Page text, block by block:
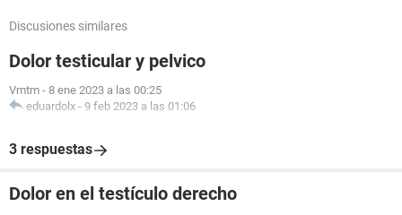
Discusiones similares
Dolor testicular y pelvico
Vmtm - 8 ene 2023 a las 00:25
eduardolx - 9 feb 2023 a las 01:06
3 respuestas
Dolor en el testículo derecho